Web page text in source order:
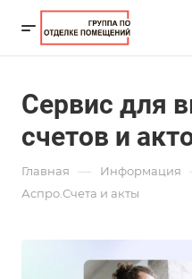
Сервис для
счетов и
Главная — Информация
Аспро.Счета и акты